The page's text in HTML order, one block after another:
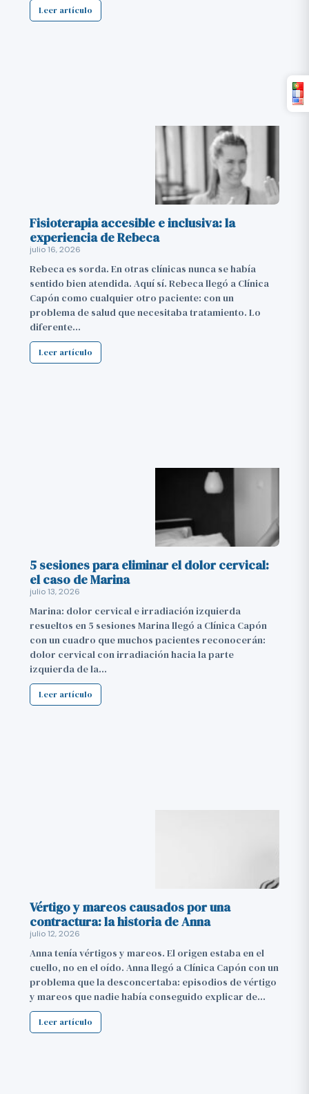
Leer artículo
Fisioterapia accesible e inclusiva: la
experiencia de Rebeca
julio 16, 2026
Rebeca es sorda. En otras clínicas nunca se había
sentido bien atendida. Aquí sí. Rebeca llegó a Clínica
Capón como cualquier otro paciente: con un
problema de salud que necesitaba tratamiento. Lo
diferente…
Leer artículo
5 sesiones para eliminar el dolor cervical:
el caso de Marina
julio 13, 2026
Marina: dolor cervical e irradiación izquierda
resueltos en 5 sesiones Marina llegó a Clínica Capón
con un cuadro que muchos pacientes reconocerán:
dolor cervical con irradiación hacia la parte
izquierda de la…
Leer artículo
Vértigo y mareos causados por una
contractura: la historia de Anna
julio 12, 2026
Anna tenía vértigos y mareos. El origen estaba en el
cuello, no en el oído. Anna llegó a Clínica Capón con un
problema que la desconcertaba: episodios de vértigo
y mareos que nadie había conseguido explicar de…
Leer artículo